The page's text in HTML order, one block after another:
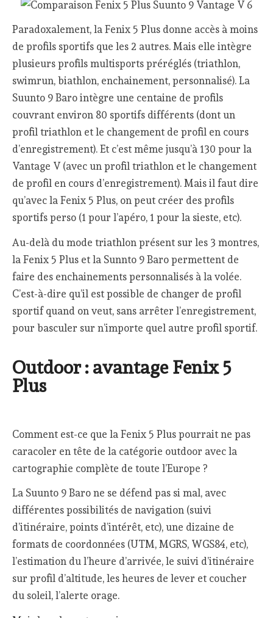
Paradoxalement, la Fenix 5 Plus donne accès à moins
de profils sportifs que les 2 autres. Mais elle intègre
plusieurs profils multisports préréglés (triathlon,
swimrun, biathlon, enchainement, personnalisé). La
Suunto 9 Baro intègre une centaine de profils
couvrant environ 80 sportifs différents (dont un
profil triathlon et le changement de profil en cours
d’enregistrement). Et c’est même jusqu’à 130 pour la
Vantage V (avec un profil triathlon et le changement
de profil en cours d’enregistrement). Mais il faut dire
qu’avec la Fenix 5 Plus, on peut créer des profils
sportifs perso (1 pour l’apéro, 1 pour la sieste, etc).
Au-delà du mode triathlon présent sur les 3 montres,
la Fenix 5 Plus et la Sunnto 9 Baro permettent de
faire des enchainements personnalisés à la volée.
C’est-à-dire qu’il est possible de changer de profil
sportif quand on veut, sans arrêter l’enregistrement,
pour basculer sur n’importe quel autre profil sportif.
Outdoor : avantage Fenix 5
Plus
Comment est-ce que la Fenix 5 Plus pourrait ne pas
caracoler en tête de la catégorie outdoor avec la
cartographie complète de toute l’Europe ?
La Suunto 9 Baro ne se défend pas si mal, avec
différentes possibilités de navigation (suivi
d’itinéraire, points d’intérêt, etc), une dizaine de
formats de coordonnées (UTM, MGRS, WGS84, etc),
l’estimation du l’heure d’arrivée, le suivi d’itinéraire
sur profil d’altitude, les heures de lever et coucher
du soleil, l’alerte orage.